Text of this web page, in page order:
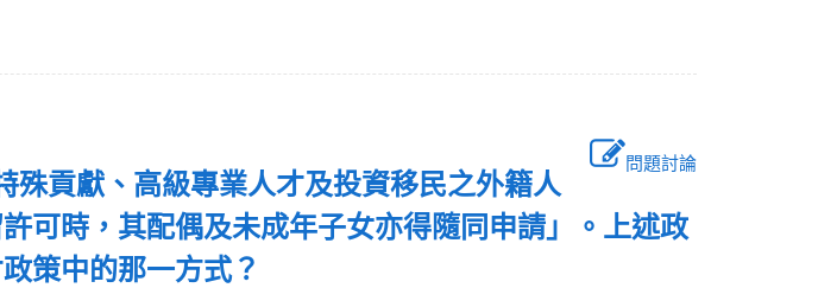
問題討論
殊貢獻、高級專業人才及投資移民之外籍人
可時，其配偶及未成年子女亦得隨同申請」。上述政
策中的那一方式？